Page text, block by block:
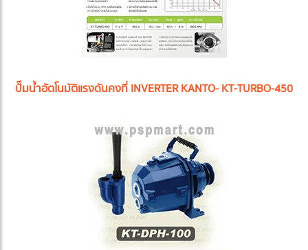
ปั๊มน้ำอัตโนมัติแรงดันคงที่ INVERTER KANTO- KT-TURBO-450